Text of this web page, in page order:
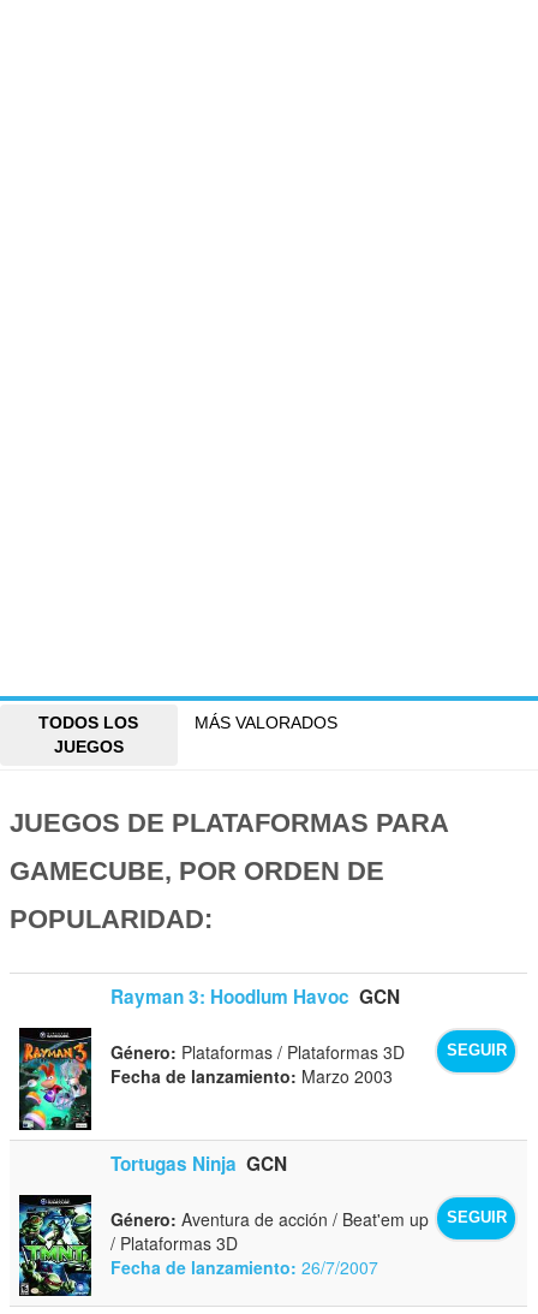
TODOS LOS
JUEGOS
MÁS VALORADOS
JUEGOS DE PLATAFORMAS PARA
GAMECUBE, POR ORDEN DE
POPULARIDAD:
Rayman 3: Hoodlum Havoc GCN
SEGUIR
Género: Plataformas / Plataformas 3D
Fecha de lanzamiento: Marzo 2003
Tortugas Ninja GCN
SEGUIR
Género: Aventura de acción / Beat'em up
/ Plataformas 3D
Fecha de lanzamiento: 26/7/2007